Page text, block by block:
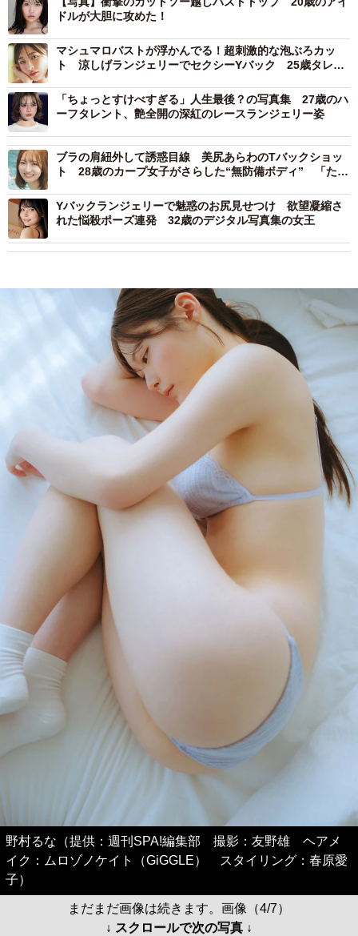
ドルが大胆に攻めた！
マシュマロバストが浮かんでる！超刺激的な泡ぶろカッ
ト 涼しげランジェリーでセクシーYバック 25歳タレン
「ちょっとすけべすぎる」人生最後？の写真集 27歳のハ
ーフタレント、艶全開の深紅のレースランジェリー姿
ブラの肩紐外して誘惑目線 美尻あらわのTバックショッ
ト 28歳のカープ女子がさらした“無防備ボディ” 「たく
Yバックランジェリーで魅惑のお尻見せつけ 欲望凝縮さ
れた悩殺ポーズ連発 32歳のデジタル写真集の女王
野村るな（提供：週刊SPA!編集部 撮影：友野雄 ヘアメ
イク：ムロゾノケイト（GiGGLE） スタイリング：春原愛
子）
まだまだ画像は続きます。画像（4/7）
↓ スクロールで次の写真 ↓